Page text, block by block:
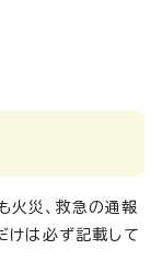
火災、救急の通報
けは必ず記載して